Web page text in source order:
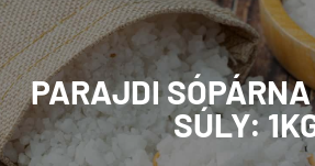
PARAJDI
SÚLY: